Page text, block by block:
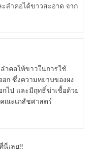
ะลำคอได้ขาวสะอาด จาก
ำคอให้ขาวในการใช้
ก ซึ่งความหยาบของผง
ไป และมีฤทธิ์ฆ่าเชื้อด้วย
ณะเภสัชศาสตร์
นี่เลย!!